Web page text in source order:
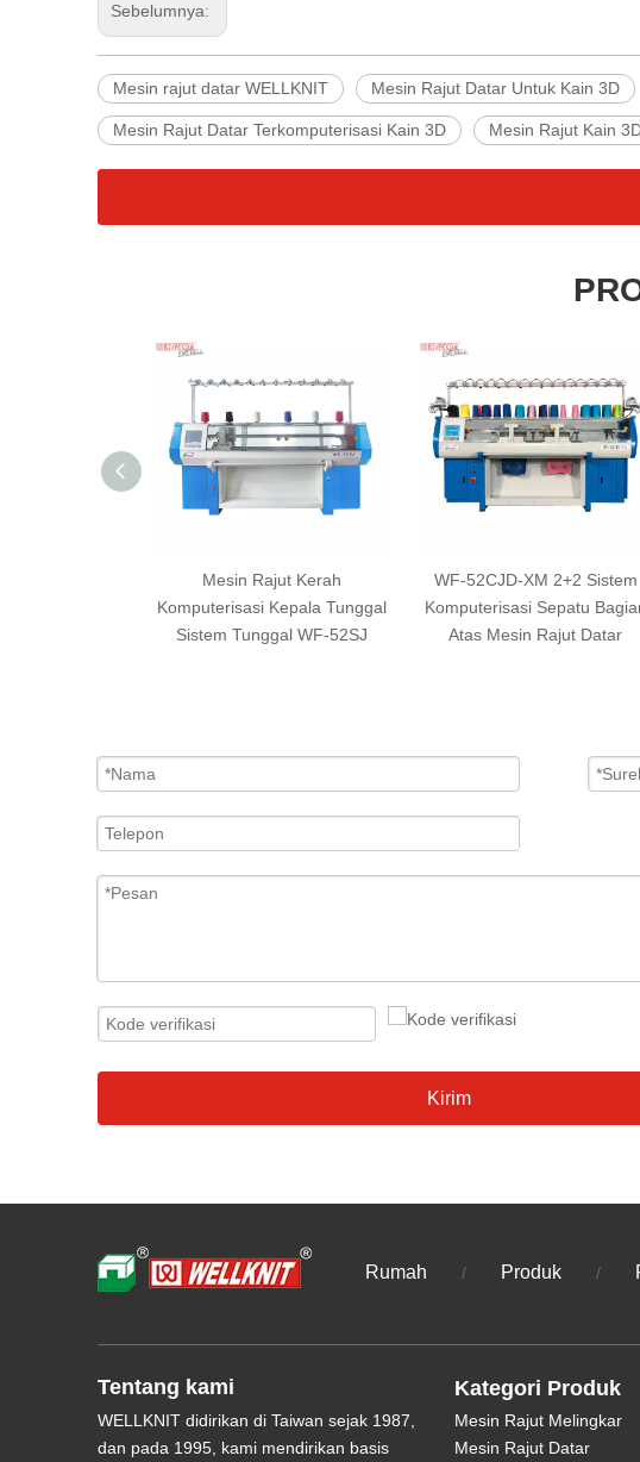
Sebelumnya:
Mesin rajut datar WELLKNIT Mesin Rajut Datar Untuk Kain 3D
Mesin Rajut Datar Terkomputerisasi Kain 3D Mesin Rajut Kain
Mesin Rajut Kerah
Komputerisasi Kepala Tunggal
Sistem Tunggal WF-52SJ
WF-52CJD-XM 2+2 Sistem
Komputerisasi Sepatu
Atas Mesin Rajut Datar
Kirim
Rumah / Produk /
Tentang kami
WELLKNIT didirikan di Taiwan sejak 1987,
dan pada 1995, kami mendirikan basis
Kategori Produk
Mesin Rajut Melingkar
Mesin Rajut Datar